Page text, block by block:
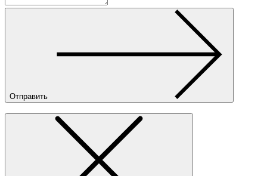
Отправить